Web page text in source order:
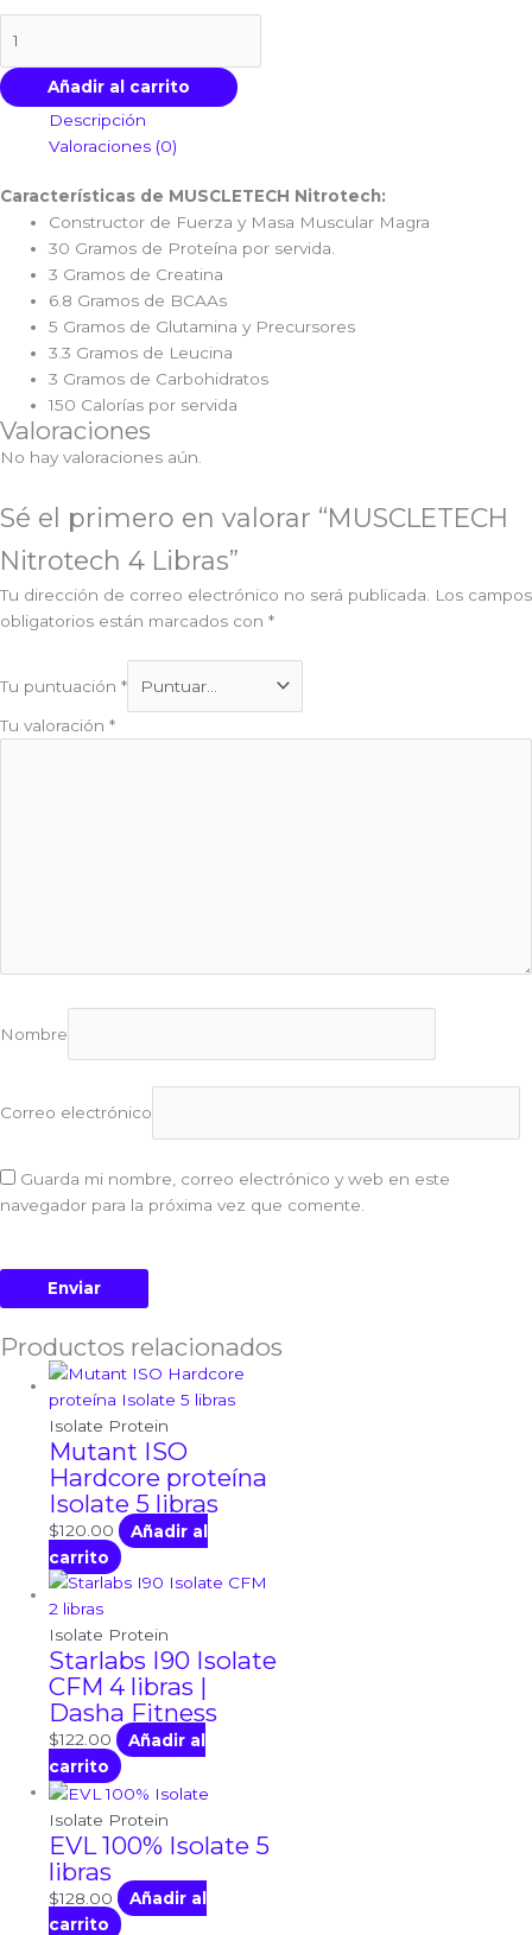
Añadir al carrito
Descripción
Valoraciones (0)
Características de MUSCLETECH Nitrotech:
Constructor de Fuerza y Masa Muscular Magra
30 Gramos de Proteína por servida.
3 Gramos de Creatina
6.8 Gramos de BCAAs
5 Gramos de Glutamina y Precursores
3.3 Gramos de Leucina
3 Gramos de Carbohidratos
150 Calorías por servida
Valoraciones
No hay valoraciones aún.
Sé el primero en valorar “MUSCLETECH
Nitrotech 4 Libras”
Tu dirección de correo electrónico no será publicada.
Los campos
obligatorios están marcados con *
Tu puntuación *
Tu valoración *
Nombre
Correo electrónico
Guarda mi nombre, correo electrónico y web en este
navegador para la próxima vez que comente.
Productos relacionados
Isolate Protein
Mutant ISO
Hardcore proteína
Isolate 5 libras
$120.00
Añadir al
carrito
Isolate Protein
Starlabs I90 Isolate
CFM 4 libras |
Dasha Fitness
$122.00
Añadir al
carrito
Isolate Protein
EVL 100% Isolate 5
libras
$128.00
Añadir al
carrito